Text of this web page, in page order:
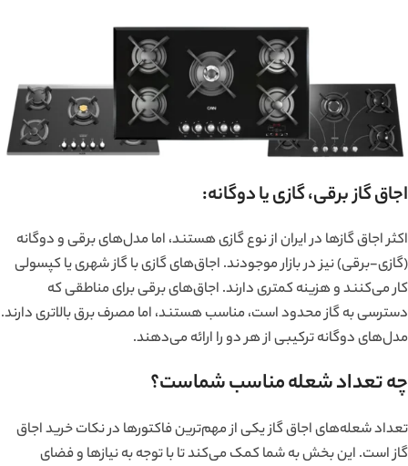
اجاق گاز برقی، گازی یا دوگانه:
اکثر اجاق گازها در ایران از نوع گازی هستند، اما مدل‌های برقی و دوگانه
(گازی-برقی) نیز در بازار موجودند. اجاق‌های گازی با گاز شهری یا کپسولی
کار می‌کنند و هزینه کمتری دارند. اجاق‌های برقی برای مناطقی که
دسترسی به گاز محدود است، مناسب هستند، اما مصرف برق بالاتری دارند.
مدل‌های دوگانه ترکیبی از هر دو را ارائه می‌دهند.
چه تعداد شعله مناسب شماست؟
تعداد شعله‌های اجاق گاز یکی از مهم‌ترین فاکتورها در نکات خرید اجاق
گاز است. این بخش به شما کمک می‌کند تا با توجه به نیازها و فضای